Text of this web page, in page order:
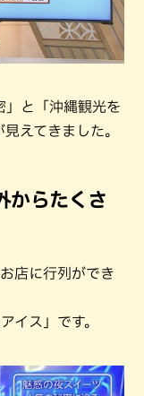
」と「沖縄観光を
えてきました。
からたくさ
店に行列ができ
イス」です。